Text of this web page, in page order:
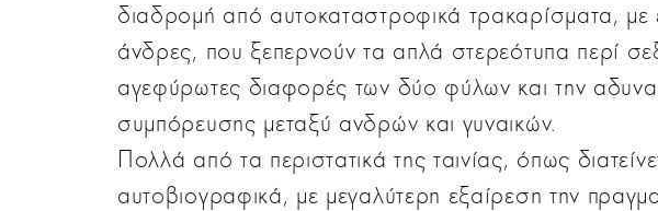
διαδρομή από αυτοκαταστροφικά τρακαρίσματα,
άνδρες, που ξεπερνούν τα απλά στερεότυπα περί σεξ
αγεφύρωτες διαφορές των δύο φύλων και την
συμπόρευσης μεταξύ ανδρών και γυναικών.
Πολλά από τα περιστατικά της ταινίας, όπως
αυτοβιογραφικά, με μεγαλύτερη εξαίρεση την